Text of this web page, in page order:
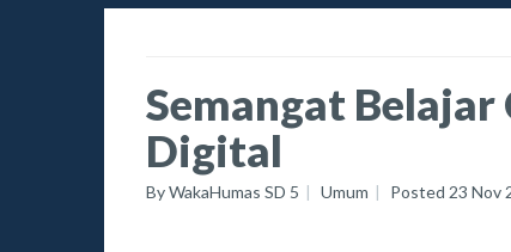
Semangat
Digital
ByWakaHumas SD 5 Umum Posted 23 Nov